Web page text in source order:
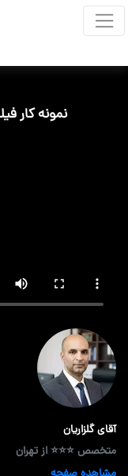
نمونه کار
آقای گلزاریان
متخصص ⭐⭐⭐ از تهران